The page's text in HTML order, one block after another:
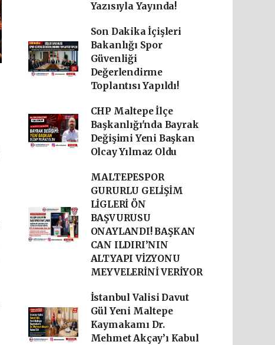
Yazısıyla Yayında!
Son Dakika İçişleri
Bakanlığı Spor
Güvenliği
Değerlendirme
Toplantısı Yapıldı!
CHP Maltepe İlçe
Başkanlığı'nda Bayrak
Değişimi Yeni Başkan
Olcay Yılmaz Oldu
MALTEPESPOR
GURURLU GELİŞİM
LİGLERİ ÖN
BAŞVURUSU
ONAYLANDI! BAŞKAN
CAN ILDIRI’NIN
ALTYAPI VİZYONU
MEYVELERİNİ VERİYOR
İstanbul Valisi Davut
Gül Yeni Maltepe
Kaymakamı Dr.
Mehmet Akçay’ı Kabul